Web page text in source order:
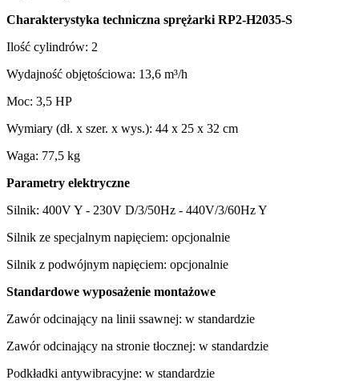
Charakterystyka techniczna sprężarki RP2-H2035-S
Ilość cylindrów: 2
Wydajność objętościowa: 13,6 m³/h
Moc: 3,5 HP
Wymiary (dł. x szer. x wys.): 44 x 25 x 32 cm
Waga: 77,5 kg
Parametry elektryczne
Silnik: 400V Y - 230V D/3/50Hz - 440V/3/60Hz Y
Silnik ze specjalnym napięciem: opcjonalnie
Silnik z podwójnym napięciem: opcjonalnie
Standardowe wyposażenie montażowe
Zawór odcinający na linii ssawnej: w standardzie
Zawór odcinający na stronie tłocznej: w standardzie
Podkładki antywibracyjne: w standardzie